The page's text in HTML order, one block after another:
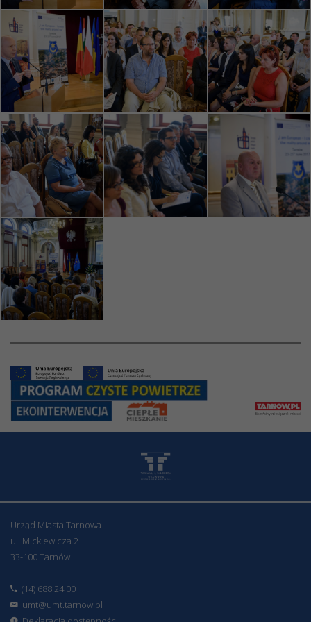
Urząd Miasta Tarnowa
ul. Mickiewicza 2
33-100 Tarnów
(14) 688 24 00
umt@umt.tarnow.pl